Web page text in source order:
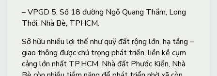
– VPGD 5: Số 18 đường Ngô Quang Thắm, Long
Thới, Nhà Bè, TPHCM.
Sở hữu nhiều lợi thế như quỹ đất rộng lớn, hạ tầng –
giao thông được chú trọng phát triển, liền kề cụm
cảng lớn nhất TP.HCM. Nhà đất Phước Kiển, Nhà